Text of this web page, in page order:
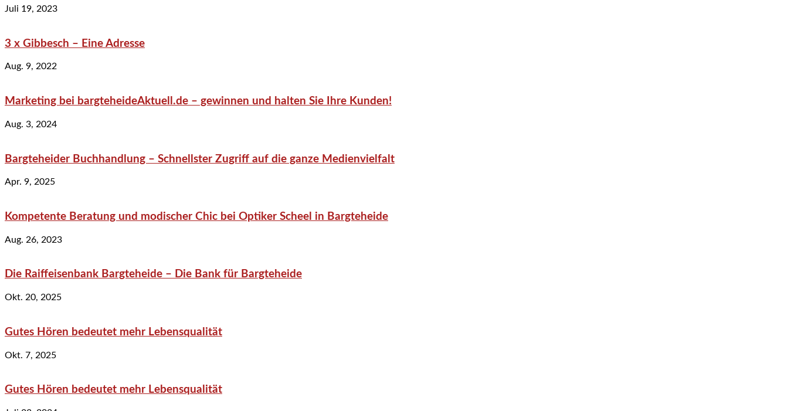
Juli 19, 2023
3 x Gibbesch – Eine Adresse
Aug. 9, 2022
Marketing bei bargteheideAktuell.de – gewinnen und halten Sie Ihre Kunden!
Aug. 3, 2024
Bargteheider Buchhandlung – Schnellster Zugriff auf die ganze Medienvielfalt
Apr. 9, 2025
Kompetente Beratung und modischer Chic bei Optiker Scheel in Bargteheide
Aug. 26, 2023
Die Raiffeisenbank Bargteheide – Die Bank für Bargteheide
Okt. 20, 2025
Gutes Hören bedeutet mehr Lebensqualität
Okt. 7, 2025
Gutes Hören bedeutet mehr Lebensqualität